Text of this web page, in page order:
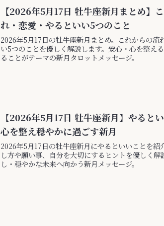
【2026年5月17日 牡牛座新月まとめ】
れ・恋愛・やるといい5つのこと
2026年5月17日の牡牛座新月まとめ。これからの流
い5つのことを優しく解説します。安心・心を整え
ることがテーマの新月タロットメッセージ。
【2026年5月17日 牡牛座新月】やると
心を整え穏やかに過ごす新月
2026年5月17日の牡牛座新月にやるといいことを紹
し方や願い事、自分を大切にするヒントを優しく解
し・穏やかな未来へ向かう新月メッセージ。